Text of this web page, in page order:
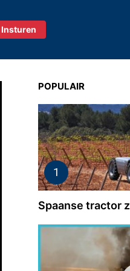
Insturen
POPULAIR
Spaanse tractor